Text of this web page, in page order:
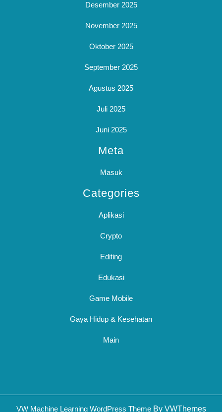
Desember 2025
November 2025
Oktober 2025
September 2025
Agustus 2025
Juli 2025
Juni 2025
Meta
Masuk
Categories
Aplikasi
Crypto
Editing
Edukasi
Game Mobile
Gaya Hidup & Kesehatan
Main
VW Machine Learning WordPress ThemeBy VWThemes